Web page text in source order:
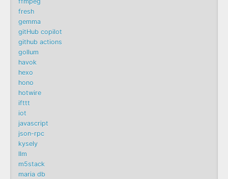
fresh
gemma
gitHub copilot
github actions
gollum
havok
hexo
hono
hotwire
ifttt
iot
javascript
json-rpc
kysely
llm
m5stack
maria db